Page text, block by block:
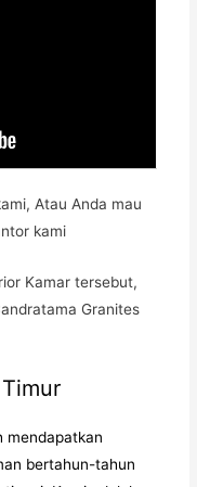
Atau Anda mau
kami
Kamar tersebut,
Granites
mendapatkan
bertahun-tahun